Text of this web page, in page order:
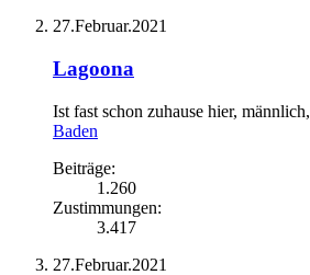
27.Februar.2021
Lagoona
Ist fast schon zuhause hier, männlich,
Baden
Beiträge:
1.260
Zustimmungen:
3.417
27.Februar.2021